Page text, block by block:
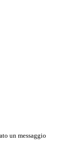
un messaggio